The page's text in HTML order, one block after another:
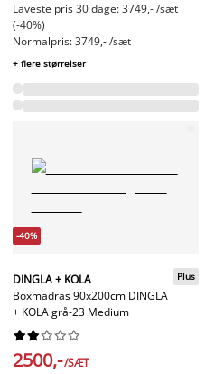
Laveste pris 30 dage: 3749,- /sæt
(-40%)
Normalpris: 3749,- /sæt
+ flere størrelser
-40%
DINGLA + KOLA
Boxmadras 90x200cm DINGLA
+ KOLA grå-23 Medium
Plus






2500,-/SÆT